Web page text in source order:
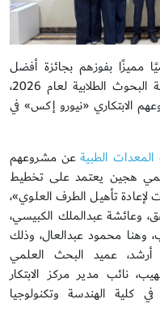
مميزًا بفوزهم بجائزة أفضل
ملصق علمي خلال مشاركتهم في مسابقة البحوث الطلابية لعام 2026،
الابتكاري «نيورو إكس» في
الطبيةعن مشروعهم
هجين يعتمد على تخطيط
لإعادة تأهيل الطرف العلوي»،
وعائشة عبدالملك الكبيسي،
وهنا محمود عبدالعال، وذلك
عميد البحث العلمي
نائب مدير مركز الابتكار
كلية الهندسة وتكنولوجيا